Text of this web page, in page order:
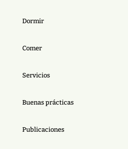
Dormir
Comer
Servicios
Buenas prácticas
Publicaciones